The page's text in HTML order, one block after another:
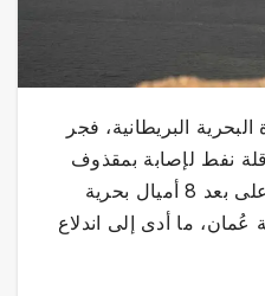
البريطانية، فجر
نفط لإصابة بمقذوف
مجهول أثناء إبحارها جنوبًا على بعد 8 أميال بحرية
ما أدى إلى اندلاع